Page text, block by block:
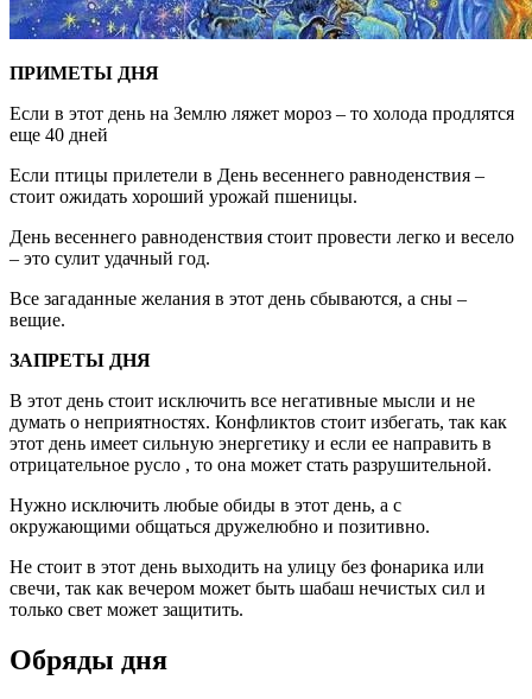
ПРИМЕТЫ ДНЯ
Если в этот день на Землю ляжет мороз – то холода продлятся
еще 40 дней
Если птицы прилетели в День весеннего равноденствия –
стоит ожидать хороший урожай пшеницы.
День весеннего равноденствия стоит провести легко и весело
– это сулит удачный год.
Все загаданные желания в этот день сбываются, а сны –
вещие.
ЗАПРЕТЫ ДНЯ
В этот день стоит исключить все негативные мысли и не
думать о неприятностях. Конфликтов стоит избегать, так как
этот день имеет сильную энергетику и если ее направить в
отрицательное русло , то она может стать разрушительной.
Нужно исключить любые обиды в этот день, а с
окружающими общаться дружелюбно и позитивно.
Не стоит в этот день выходить на улицу без фонарика или
свечи, так как вечером может быть шабаш нечистых сил и
только свет может защитить.
Обряды дня